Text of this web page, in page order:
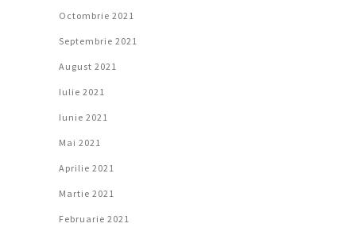
Octombrie 2021
Septembrie 2021
August 2021
Iulie 2021
Iunie 2021
Mai 2021
Aprilie 2021
Martie 2021
Februarie 2021